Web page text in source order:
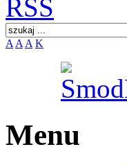
A A A K
Menu